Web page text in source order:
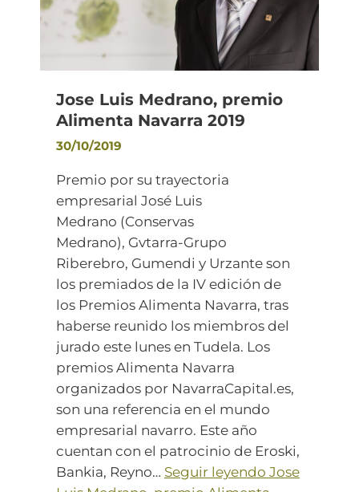
Jose Luis Medrano, premio
Alimenta Navarra 2019
30/10/2019
Premio por su trayectoria
empresarial José Luis
Medrano (Conservas
Medrano), Gvtarra-Grupo
Riberebro, Gumendi y Urzante son
los premiados de la IV edición de
los Premios Alimenta Navarra, tras
haberse reunido los miembros del
jurado este lunes en Tudela. Los
premios Alimenta Navarra
organizados por NavarraCapital.es,
son una referencia en el mundo
empresarial navarro. Este año
cuentan con el patrocinio de Eroski,
Bankia, Reyno… Seguir leyendo Jose